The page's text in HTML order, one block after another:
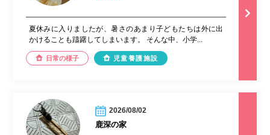
夏休みに入りましたが、暑さのあまり子どもたちは外に出
かけることも躊躇してしまいます。 そんな中、小学...
日常の様子 児童養護施設
2026/08/02
鹿深の家